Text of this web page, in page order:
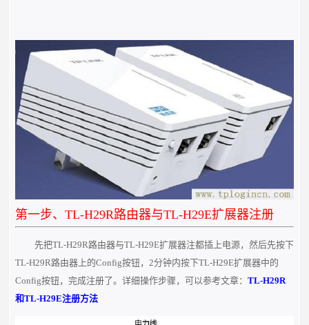
第一步、TL-H29R路由器与TL-H29E扩展器注册
先把TL-H29R路由器与TL-H29E扩展器注都插上电源，然后先按下
TL-H29R路由器上的Config按钮，2分钟内按下TL-H29E扩展器中的
Config按钮，完成注册了。详细操作步骤，可以参考文章：TL-H29R
和TL-H29E注册方法